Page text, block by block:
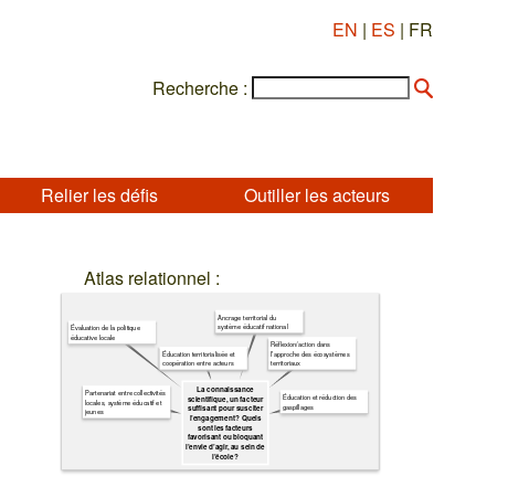
EN | ES | FR
Recherche :
Relier les défis Outiller les acteurs
Atlas relationnel :
La connaissance
scientifique, un facteur
suffisant pour susciter
l’engagement ? Quels
sont les facteurs
favorisant ou bloquant
l’envie d’agir, au sein de
l’école ?
Éducation et réduction des
gaspillages
Réflexion/action dans
l’approche des écosystèmes
territoriaux
Ancrage territorial du
système éducatif national
Éducation territorialisée et
coopération entre acteurs
Évaluation de la politique
éducative locale
Partenariat entre collectivités
locales, système éducatif et
jeunes